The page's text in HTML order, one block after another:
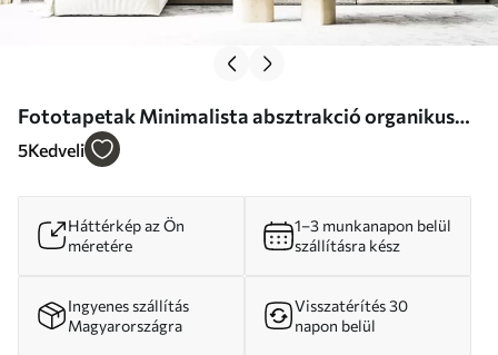
Fototapetak Minimalista absztrakció organikus
formákkal, stilizált faágakkal vagy növényekkel
5Kedveli
Háttérkép az Ön
méretére
1–3 munkanapon belül
szállításra kész
Ingyenes szállítás
Magyarországra
Visszatérítés 30
napon belül